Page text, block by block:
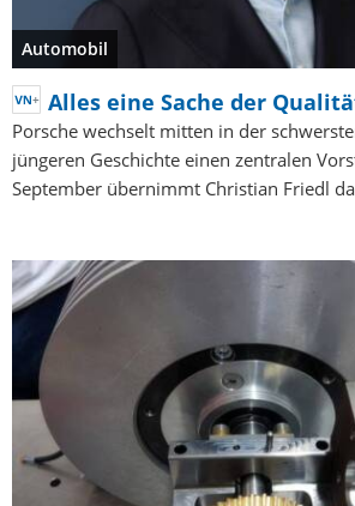
Automobil
Alles eine Sache der
Porsche wechselt mitten in der
jüngeren Geschichte einen zentralen
September übernimmt Christian Friedl